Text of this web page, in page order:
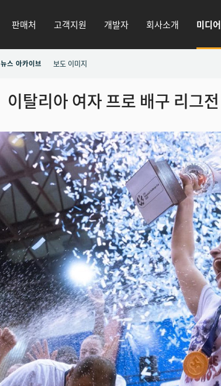
판매처 고객지원 개발자 회사소개 미디어
뉴스 아카이브 보도 이미지
이탈리아 여자 프로 배구 리그전